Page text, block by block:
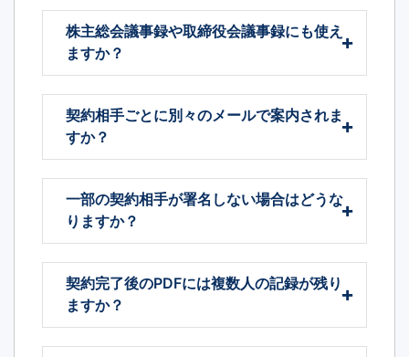
株主総会議事録や取締役会議事録にも使え
ますか？
契約相手ごとに別々のメールで案内されま
すか？
一部の契約相手が署名しない場合はどうな
りますか？
契約完了後のPDFには複数人の記録が残り
ますか？